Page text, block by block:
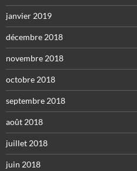
janvier 2019
décembre 2018
novembre 2018
octobre 2018
septembre 2018
août 2018
juillet 2018
juin 2018